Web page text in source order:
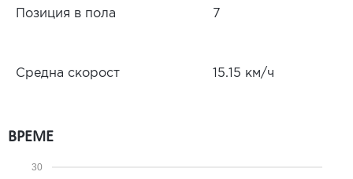
Позиция в пола 7
Средна скорост 15.15 км/ч
ВРЕМЕ
30